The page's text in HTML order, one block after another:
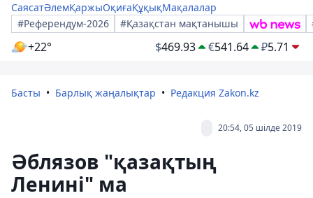
СаясатӘлемҚаржыОқиғаҚұқықМақалалар
#Референдум-2026
#Қазақстан мақтанышы
+22° $469.93 €541.64 ₽5.71
Басты Барлық жаңалықтар Редакция Zakon.kz
20:54, 05 шілде 2019
Әблязов "қазақтың
Ленині" ма